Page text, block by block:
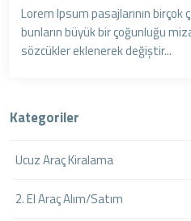
Lorem Ipsum pasajlarının birçok
bunların büyük bir çoğunluğu
sözcükler eklenerek değiştir...
Kategoriler
Ucuz Araç Kiralama
2. El Araç Alım/Satım